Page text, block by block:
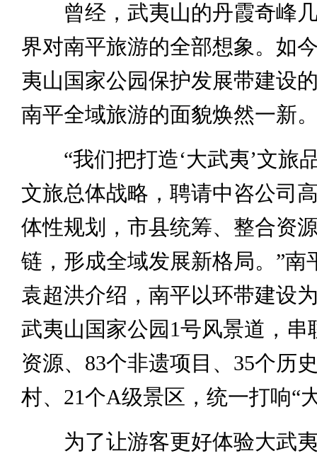
曾经，武夷山的丹霞奇峰几
界对南平旅游的全部想象。如
夷山国家公园保护发展带建设
南平全域旅游的面貌焕然一新
“我们把打造‘大武夷’文旅
文旅总体战略，聘请中咨公司
体性规划，市县统筹、整合资
链，形成全域发展新格局。”南
袁超洪介绍，南平以环带建设
武夷山国家公园1号风景道，串
资源、83个非遗项目、35个历
村、21个A级景区，统一打响“
为了让游客更好体验大武夷